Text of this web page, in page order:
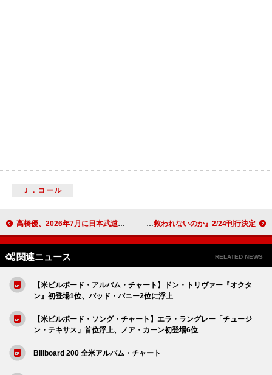
Ｊ．コール
高橋優、2026年7月に日本武道館公演が決定 オバマ元大統領が推薦、『なぜ男は救われないのか』2/24刊行決定
関連ニュース RELATED NEWS
【米ビルボード・アルバム・チャート】ドン・トリヴァー『オクタ
ン』初登場1位、バッド・バニー2位に浮上
【米ビルボード・ソング・チャート】エラ・ラングレー「チュージ
ン・テキサス」首位浮上、ノア・カーン初登場6位
Billboard 200 全米アルバム・チャート